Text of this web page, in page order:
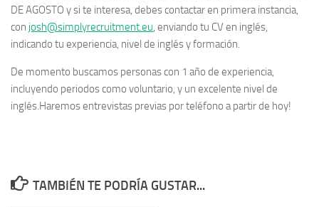
DE AGOSTO y si te interesa, debes contactar en primera instancia,
con josh@simplyrecruitment.eu , enviando tu CV en inglés,
indicando tu experiencia, nivel de inglés y formación.
De momento buscamos personas con 1 año de experiencia,
incluyendo periodos como voluntario, y un excelente nivel de
inglés.Haremos entrevistas previas por teléfono a partir de hoy!
TAMBIÉN TE PODRÍA GUSTAR...